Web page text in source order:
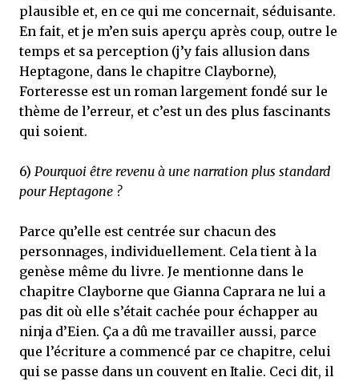
plausible et, en ce qui me concernait, séduisante.
En fait, et je m’en suis aperçu après coup, outre le
temps et sa perception (j’y fais allusion dans
Heptagone, dans le chapitre Clayborne),
Forteresse est un roman largement fondé sur le
thème de l’erreur, et c’est un des plus fascinants
qui soient.
6) Pourquoi être revenu à une narration plus standard
pour Heptagone ?
Parce qu’elle est centrée sur chacun des
personnages, individuellement. Cela tient à la
genèse même du livre. Je mentionne dans le
chapitre Clayborne que Gianna Caprara ne lui a
pas dit où elle s’était cachée pour échapper au
ninja d’Eien. Ça a dû me travailler aussi, parce
que l’écriture a commencé par ce chapitre, celui
qui se passe dans un couvent en Italie. Ceci dit, il